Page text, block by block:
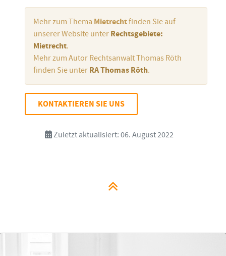
Mehr zum Thema Mietrechtfinden Sie auf
unserer Website unter Rechtsgebiete:
Mietrecht.
Mehr zum Autor Rechtsanwalt Thomas Röth
finden Sie unter RA Thomas Röth.
KONTAKTIEREN SIE UNS
Zuletzt aktualisiert: 06. August 2022